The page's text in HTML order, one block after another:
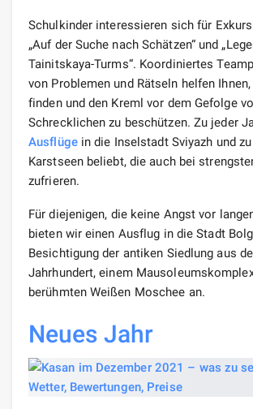
Schulkinder interessieren sich für
„Auf der Suche nach Schätzen“ und
Tainitskaya-Turms“. Koordiniertes
von Problemen und Rätseln helfen
finden und den Kreml vor dem Gefolge
Schrecklichen zu beschützen. Zu jeder
Ausflügein die Inselstadt Sviyazh und
Karstseen beliebt, die auch bei
zufrieren.
Für diejenigen, die keine Angst vor
bieten wir einen Ausflug in die Stadt
Besichtigung der antiken Siedlung aus
Jahrhundert, einem
berühmten Weißen Moschee an.
Neues Jahr